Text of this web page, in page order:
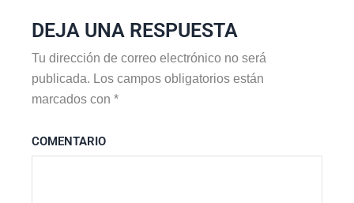
DEJA UNA RESPUESTA
Tu dirección de correo electrónico no será
publicada. Los campos obligatorios están
marcados con*
COMENTARIO